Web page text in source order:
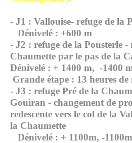
- J1 : Vallouise- refuge de la
Dénivelé : +600 m
- J2 : refuge de la Pousterle -
Chaumette par le pas de
Dénivelé : + 1400 m, -1400
Grande étape : 13 heures de
- J3 : refuge Pré de la
Gouiran - changement de
redescente vers le col de la
la Chaumette
Dénivelé : + 1100m, -